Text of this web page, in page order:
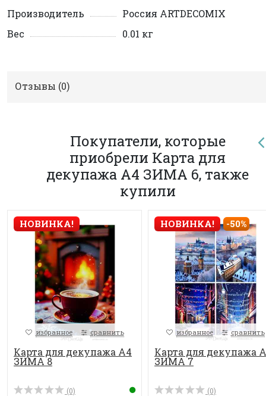
Производитель
Россия ARTDECOMIX
Вес
0.01 кг
Отзывы (0)
Покупатели, которые
приобрели Карта для
декупажа А4 ЗИМА 6, также
купили
НОВИНКА!
избранное сравнить
Карта для декупажа А4
ЗИМА 8
(0)
НОВИНКА! -50%
избранное сравнить
Карта для декупажа
ЗИМА 7
(0)